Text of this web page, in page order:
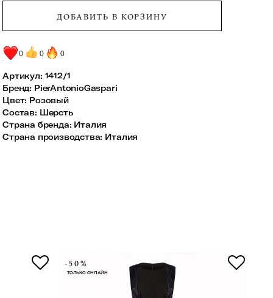
ДОБАВИТЬ В КОРЗИНУ
0 0 0
Артикул: 1412/1
Бренд: PierAntonioGaspari
Цвет: Розовый
Состав: Шерсть
Страна бренда: Италия
Страна производства: Италия
-50%
ТОЛЬКО ОНЛАЙН